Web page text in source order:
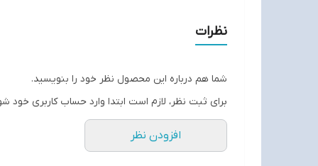
نظرات
شما هم درباره این محصول نظر خود را بنویسید.
برای ثبت نظر، لازم است ابتدا وارد حساب کاربری خود
افزودن نظر